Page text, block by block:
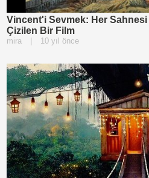
Vincent'i Sevmek: Her
Çizilen Bir Film
mira 10 yıl önce